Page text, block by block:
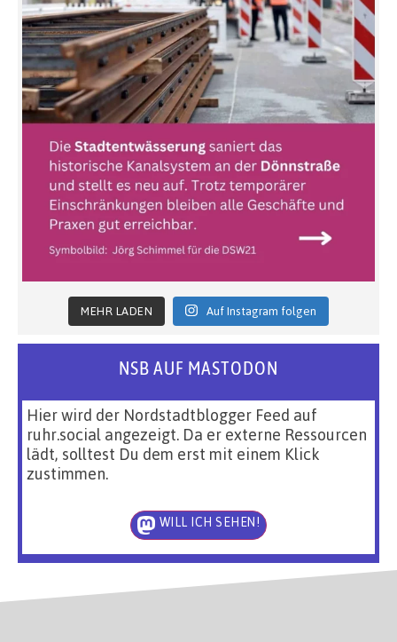
MEHR LADEN Auf Instagram folgen
NSB AUF MASTODON
Hier wird der Nordstadtblogger Feed auf
ruhr.social angezeigt. Da er externe Ressourcen
lädt, solltest Du dem erst mit einem Klick
zustimmen.
WILL ICH SEHEN!